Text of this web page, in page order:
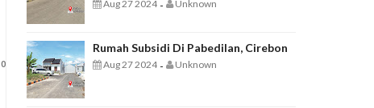
0
Aug 27 2024 - Unknown
Rumah Subsidi Di Pabedilan, Cirebon
Aug 27 2024 - Unknown